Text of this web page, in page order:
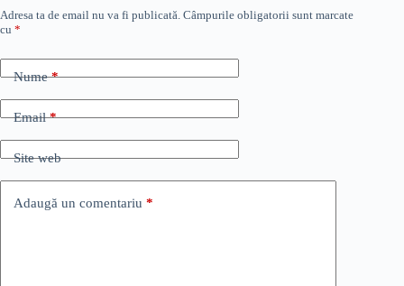
Adresa ta de email nu va fi publicată. Câmpurile obligatorii sunt marcate
cu *
Nume*
Email*
Site web
Adaugă un comentariu *